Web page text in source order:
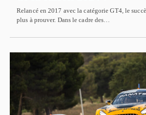
Relancé en 2017 avec la catégorie GT4, le
plus à prouver. Dans le cadre des…